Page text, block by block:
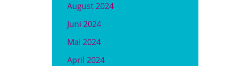
August 2024
Juni 2024
Mai 2024
April 2024